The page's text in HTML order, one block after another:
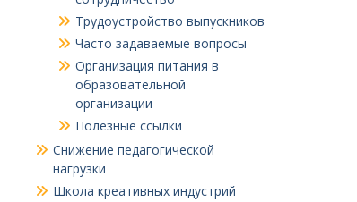
Трудоустройство выпускников
Часто задаваемые вопросы
Организация питания в
образовательной
организации
Полезные ссылки
Снижение педагогической
нагрузки
Школа креативных индустрий